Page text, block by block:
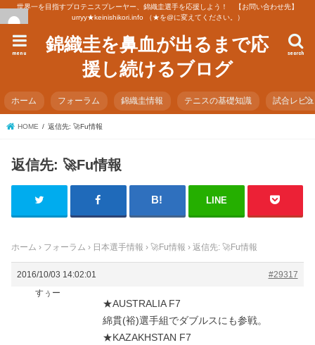
世界一を目指すプロテニスプレーヤー、錦織圭選手を応援しよう！ 【お問い合わせ先】
urryy★keinishikori.info （★を@に変えてください。）
錦織圭を鼻血が出るまで応
援し続けるブログ
search
menu
ホーム フォーラム 錦織圭情報 テニスの基礎知識 試合レビ
HOME 返信先: 🚀Fu情報
返信先: 🚀Fu情報
LINE
ホーム › フォーラム › 日本選手情報 › 🚀Fu情報 › 返信先: 🚀Fu情報
2016/10/03 14:02:01
#29317
すぅー
★AUSTRALIA F7
綿貫(裕)選手組でダブルスにも参戦。
★KAZAKHSTAN F7